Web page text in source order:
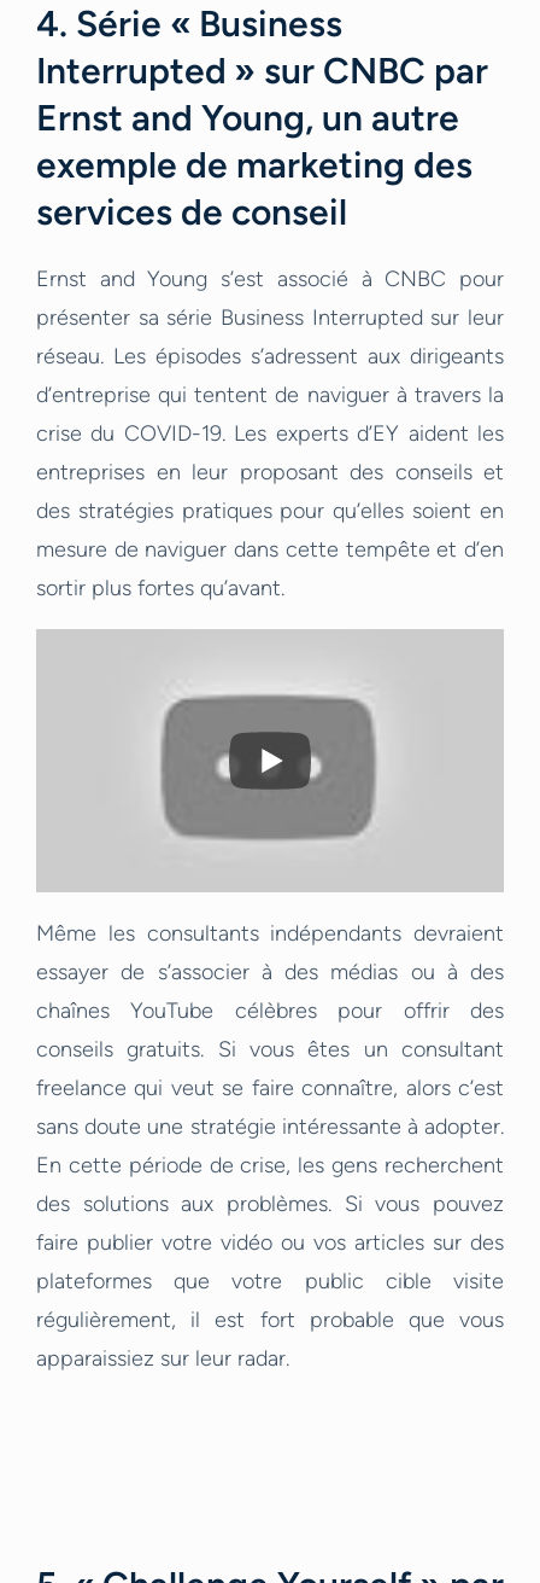
4. Série « Business
Interrupted » sur CNBC par
Ernst and Young, un autre
exemple de marketing des
services de conseil
Ernst and Young s’est associé à CNBC pour
présenter sa série Business Interrupted sur leur
réseau. Les épisodes s’adressent aux dirigeants
d’entreprise qui tentent de naviguer à travers la
crise du COVID-19. Les experts d’EY aident les
entreprises en leur proposant des conseils et
des stratégies pratiques pour qu’elles soient en
mesure de naviguer dans cette tempête et d’en
sortir plus fortes qu’avant.
Même les consultants indépendants devraient
essayer de s’associer à des médias ou à des
chaînes YouTube célèbres pour offrir des
conseils gratuits. Si vous êtes un consultant
freelance qui veut se faire connaître, alors c’est
sans doute une stratégie intéressante à adopter.
En cette période de crise, les gens recherchent
des solutions aux problèmes. Si vous pouvez
faire publier votre vidéo ou vos articles sur des
plateformes que votre public cible visite
régulièrement, il est fort probable que vous
apparaissiez sur leur radar.